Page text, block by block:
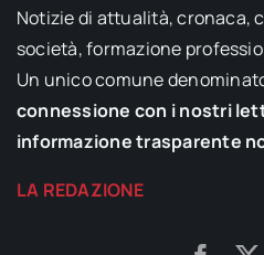
Notizie di attualità, cronaca,
società, formazione
Un unico comune
connessione con i nostri
informazione trasparente
LA REDAZIONE